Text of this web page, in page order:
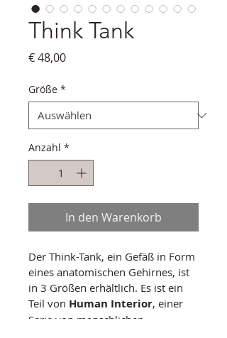
Think Tank
€ 48,00Preis
Größe *
Anzahl *
In den Warenkorb
Der Think-Tank, ein Gefäß in Form
eines anatomischen Gehirnes, ist
in 3 Größen erhältlich. Es ist ein
Teil von Human Interior, einer
Serie von menschlichen